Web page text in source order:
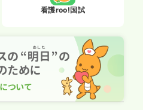
看護roo!国試